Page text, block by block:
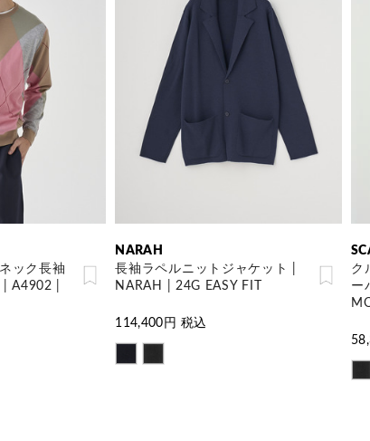
ック長袖
A4902 |
NARAH
長袖ラペルニットジャケット |
NARAH | 24G EASY FIT
114,400 円 税込
ク
ー